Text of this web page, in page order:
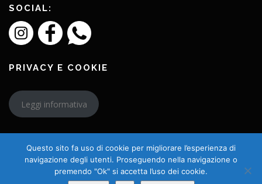
SOCIAL:
PRIVACY E COOKIE
Leggi informativa
Copyright © 2026 L'Amico Charly
Questo sito fa uso di cookie per migliorare l’esperienza di
navigazione degli utenti. Proseguendo nella navigazione o
premendo "Ok" si accetta l’uso dei cookie.